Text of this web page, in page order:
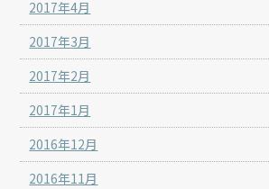
2017年4月
2017年3月
2017年2月
2017年1月
2016年12月
2016年11月